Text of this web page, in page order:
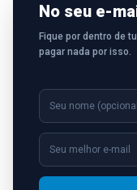
No seu e-
Fique por dentro de
pagar nada por isso.